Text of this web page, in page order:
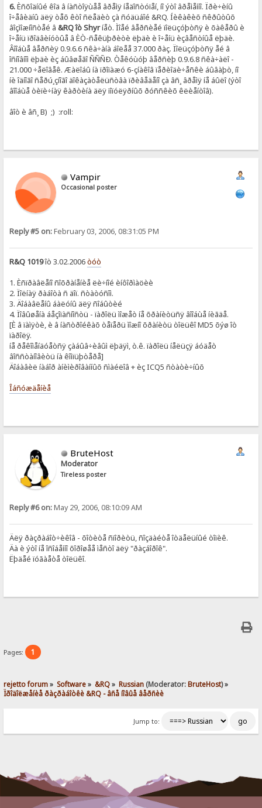
6.Èñõîäíûé êîä â íàñòîÿùåå âðåìÿ íåäîñòóïåí, íî ýòî âðåìåííî. Ïðè÷èíû
î÷åâèäíû äëÿ òåõ êòî ñëåäèò çà ñóäüáîé &RQ. Íèêàêèõ ñêðûòûõ
âîçìîæíîñòåé â&RQ îò Shyríåò. Ìîåé âåðñèåé ïîëüçóþòñÿ è õàêåðû è
î÷åíü ïðîäâèíóòûå â ÈÒ-ñåêüþðèòè ëþäè è î÷åíü èçâåñòíûå ëþäè.
Âîîáùå âåðñèÿ 0.9.6.6 ñêà÷àíà áîëåå 37.000 ðàç. Ïîëüçóþòñÿ åé â
îñíîâíîì ëþäè èç áûâøåãî ÑÑÑÐ. Òåêóùóþ âåðñèþ 0.9.6.8 ñêà÷àëî -
21.000 ÷åëîâåê. Æàëîáû íà ïðîïàæó 6-çíàêîâ ïåðèîäè÷åñêè áûâàþò, íî
íè îäíîãî ñåðú¸çíîãî äîêàçàòåëüñòâà ïðèâåäåíî çà âñ¸ âðåìÿ íå áûëî (ýòî
âîîáùå òèïè÷íàÿ êàðòèíà äëÿ ïîïóëÿðíûõ ðóññêèõ êëèåíòîâ).
âîò è âñ¸ B) ;) :roll:
Vampir
Occasional poster
Reply #5 on:February 03, 2006, 08:31:05 PM
R&Q 1019îò 3.02.2006òóò
1. Èñïðàâëåíî ñîõðàíåíèå ëè÷íîé èíôîðìàöèè
2. Ïîëíàÿ ðàáîòà ñ äîï. ñòàòóñîì.
3. Äîáàâëåíû áàëóíû äëÿ ñîáûòèé
4. Ïîâûøåíà áåçîïàñíîñòü - ïàðîëü ìîæåò íå õðàíèòüñÿ âîîáùå íèãäå.
[È â ïàìÿòè, è â íàñòðîéêàõ òåïåðü ìîæíî õðàíèòü òîëüêî MD5 õýø îò
ïàðîëÿ.
íå ðåêîìåíäóåòñÿ çàáûâ÷èâûì ëþäÿì, ò.ê. ïàðîëü íåëüçÿ áóäåò
âîññòàíîâèòü íà êîìïüþòåðå]
Äîáàâèë íàáîð àíèìèðîâàííûõ ñìàéëîâ + èç ICQ5 ñòàòè÷íûõ
Îáñóæäåíèå
BruteHost
Moderator
Tireless poster
Reply #6 on:May 29, 2006, 08:10:09 AM
Äëÿ ðàçðàáîò÷èêîâ - õîòèòå ñïîðèòü, ñîçäàéòå îòäåëüíûé òîïèê.
Äà è ýòî íå îñîáåííî õîðîøåå ìåñòî äëÿ "ðàçáîðîê".
Ëþäåé ïóãàåòå òîëüêî.
Pages: 1
rejetto forum» Software» &RQ» Russian (Moderator:BruteHost) »
Ïðîäîëæåíèå ðàçðàáîòêè &RQ - âñå íîâûå âåðñèè
Jump to: